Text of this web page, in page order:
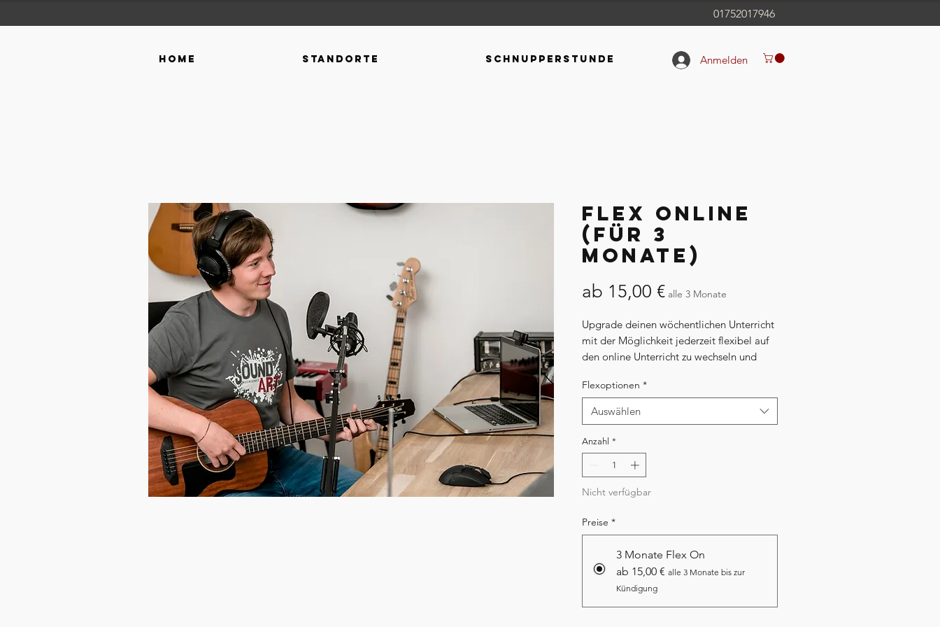
01752017946
Home Standorte Schnupperstunde Anmelden
Flex online
(für 3
Monate)
ab 15,00 €Sale-
alle 3 Monate
Upgrade deinen wöchentlichen Unterricht
mit der Möglichkeit jederzeit flexibel auf
den online Unterricht zu wechseln und
Flexoptionen *
Auswählen
Anzahl *
Nicht verfügbar
Preise *
3 Monate Flex On
ab 15,00 € alle 3 Monate bis zur
Kündigung